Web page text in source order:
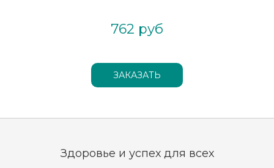
762 руб
Здоровье и успех для всех